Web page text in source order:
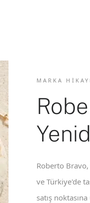
MARKA
Roberto
ve Türkiye'de
satış noktasına